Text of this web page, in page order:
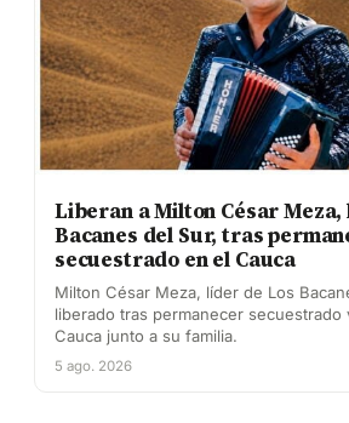
Liberan a Milton César
Bacanes del Sur, tras
secuestrado en el Cauca
Milton César Meza, líder de Los
liberado tras permanecer secuestrado
Cauca junto a su familia.
5 ago. 2026